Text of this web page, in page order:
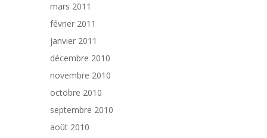
mars 2011
février 2011
janvier 2011
décembre 2010
novembre 2010
octobre 2010
septembre 2010
août 2010